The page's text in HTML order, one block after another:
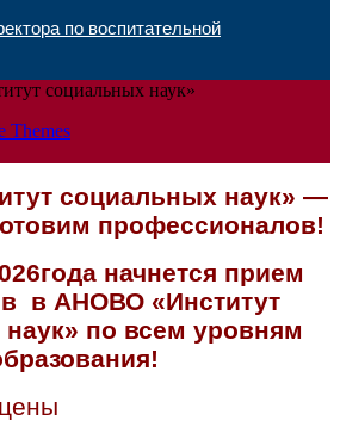
по воспитательной
социальных наук»
Themes
социальных наук» —
профессионалов!
начнется прием
в АНОВО «Институт
по всем уровням